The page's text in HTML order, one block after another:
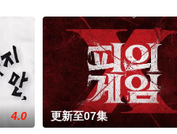
4.0 更新至07集